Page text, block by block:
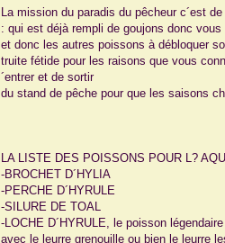
La mission du paradis du pêcheur c´est
: qui est déjà rempli de goujons donc
et donc les autres poissons à débloquer
truite fétide pour les raisons que vous
´entrer et de sortir
du stand de pêche pour que les saisons
LA LISTE DES POISSONS POUR L?
-BROCHET D´HYLIA
-PERCHE D´HYRULE
-SILURE DE TOAL
-LOCHE D´HYRULE, le poisson
avec le leurre grenouille ou bien le leurre